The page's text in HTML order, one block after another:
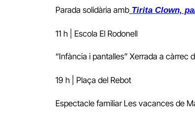
Parada solidària amb Tirita Clown,
11 h | Escola El Rodonell
“Infància i pantalles” Xerrada a càrrec
19 h | Plaça del Rebot
Espectacle familiar Les vacances de